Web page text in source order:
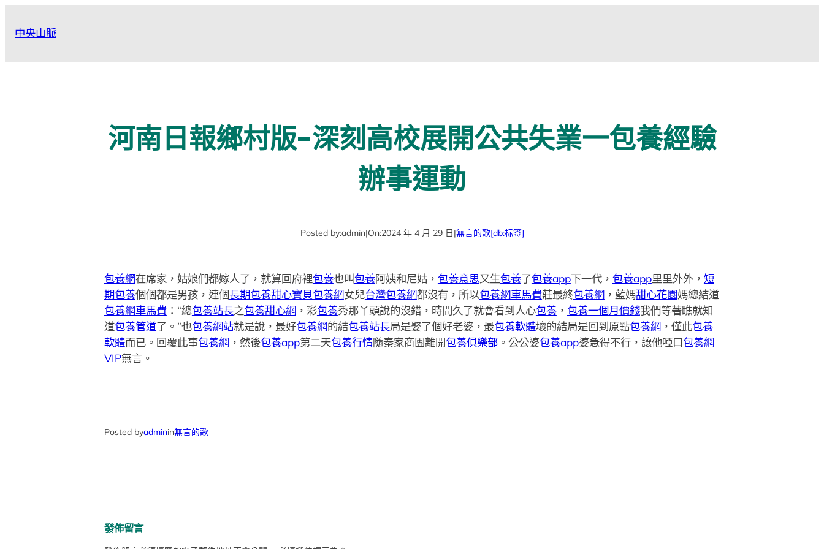
中央山脈
河南日報鄉村版-深刻高校展開公共失業一包養經驗
辦事運動
Posted by:admin|On:2024 年 4 月 29 日|無言的歌[db:标签]
包養網在席家，姑娘們都嫁人了，就算回府裡包養也叫包養阿姨和尼姑， 包養意思又生包養了包養app下一代， 包養app里里外外， 短
期包養個個都是男孩，連個長期包養甜心寶貝包養網女兒台灣包養網都沒有，所以包養網車馬費莊最終包養網 ，藍媽甜心花園媽總結道
包養網車馬費：“總包養站長之包養甜心網 ，彩包養秀那丫頭說的沒錯，時間久了就會看到人心包養， 包養一個月價錢我們等著瞧就知
道包養管道了。”也包養網站就是說，最好包養網的結包養站長局是娶了個好老婆，最包養軟體壞的結局是回到原點包養網 ，僅此包養
軟體而已。回覆此事包養網 ，然後包養app第二天包養行情隨秦家商團離開包養俱樂部。公公婆包養app婆急得不行，讓他啞口包養網
VIP無言。
Posted byadminin無言的歌
發佈留言